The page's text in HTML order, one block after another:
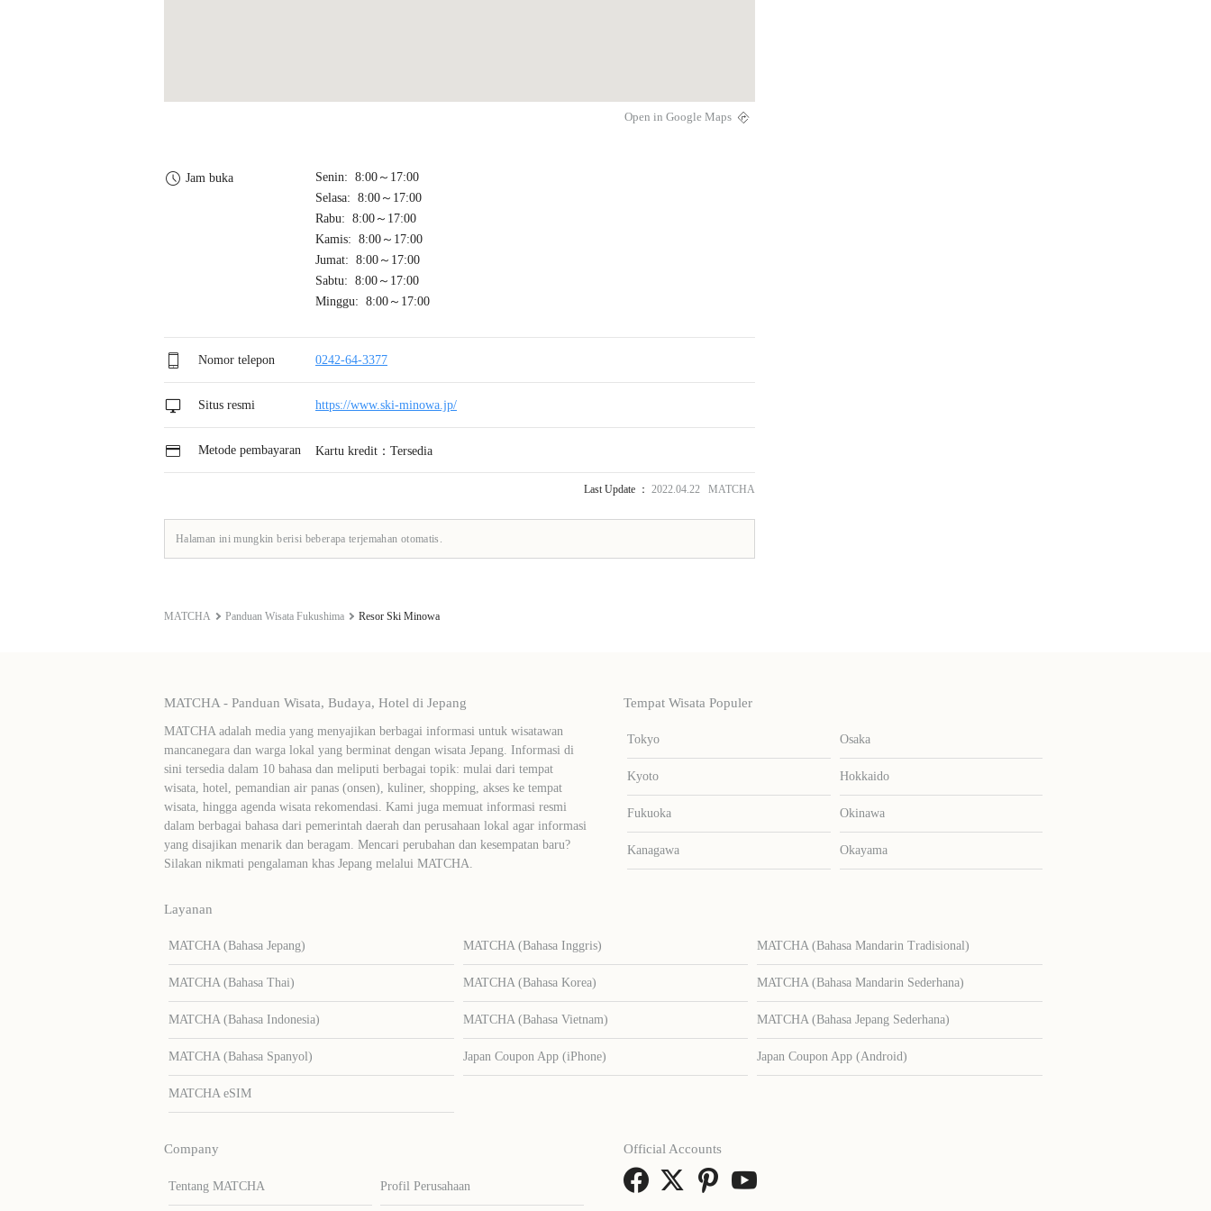
Open in Google Maps
Jam buka
Senin: 8:00～17:00
Selasa: 8:00～17:00
Rabu: 8:00～17:00
Kamis: 8:00～17:00
Jumat: 8:00～17:00
Sabtu: 8:00～17:00
Minggu: 8:00～17:00
Nomor telepon 0242-64-3377
Situs resmi https://www.ski-minowa.jp/
Metode pembayaran Kartu kredit：Tersedia
Last Update ： 2022.04.22 MATCHA
Halaman ini mungkin berisi beberapa terjemahan otomatis.
MATCHA Panduan Wisata Fukushima Resor Ski Minowa
MATCHA - Panduan Wisata, Budaya, Hotel di Jepang
MATCHA adalah media yang menyajikan berbagai informasi untuk wisatawan
mancanegara dan warga lokal yang berminat dengan wisata Jepang. Informasi di
sini tersedia dalam 10 bahasa dan meliputi berbagai topik: mulai dari tempat
wisata, hotel, pemandian air panas (onsen), kuliner, shopping, akses ke tempat
wisata, hingga agenda wisata rekomendasi. Kami juga memuat informasi resmi
dalam berbagai bahasa dari pemerintah daerah dan perusahaan lokal agar informasi
yang disajikan menarik dan beragam. Mencari perubahan dan kesempatan baru?
Silakan nikmati pengalaman khas Jepang melalui MATCHA.
Tempat Wisata Populer
Tokyo Osaka
Kyoto Hokkaido
Fukuoka Okinawa
Kanagawa Okayama
Layanan
MATCHA (Bahasa Jepang) MATCHA (Bahasa Inggris) MATCHA (Bahasa Mandarin Tradisional)
MATCHA (Bahasa Thai) MATCHA (Bahasa Korea) MATCHA (Bahasa Mandarin Sederhana)
MATCHA (Bahasa Indonesia) MATCHA (Bahasa Vietnam) MATCHA (Bahasa Jepang Sederhana)
MATCHA (Bahasa Spanyol) Japan Coupon App (iPhone) Japan Coupon App (Android)
MATCHA eSIM
Company
Tentang MATCHA Profil Perusahaan
Official Accounts